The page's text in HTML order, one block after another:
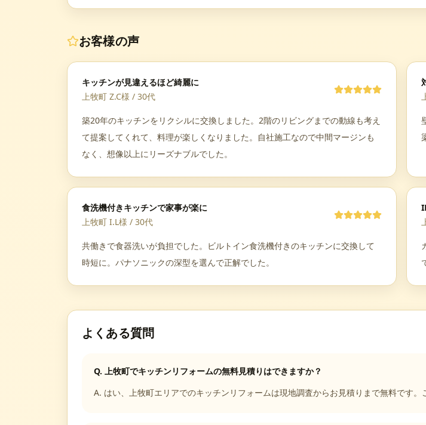
お客様の声
キッチンが見違えるほど綺麗に
上牧町 Z.C様 / 30代
築20年のキッチンをリクシルに交換しました。2階のリビングまでの動線も考え
て提案してくれて、料理が楽しくなりました。自社施工なので中間マージンも
なく、想像以上にリーズナブルでした。
食洗機付きキッチンで家事が楽に
上牧町 I.L様 / 30代
共働きで食器洗いが負担でした。ビルトイン食洗機付きのキッチンに交換して
時短に。パナソニックの深型を選んで正解でした。
よくある質問
Q. 上牧町でキッチンリフォームの無料見積りはできますか？
A. はい、上牧町エリアでのキッチンリフォームは現地調査からお見積りまで無料です